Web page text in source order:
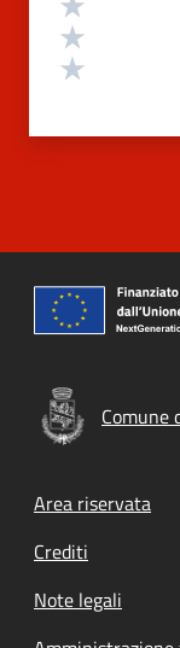
Comune
Footer
Area riservata
Crediti
Note legali